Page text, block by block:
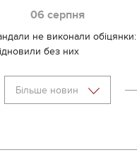
06 серпня
не виконали обіцянки:
без них
Більше новин